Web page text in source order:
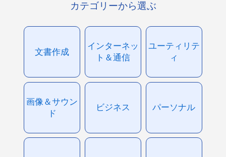
カテゴリーから選ぶ
文書作成
インターネッ
ト＆通信
ユーティリテ
ィ
画像＆サウン
ド
ビジネス パーソナル